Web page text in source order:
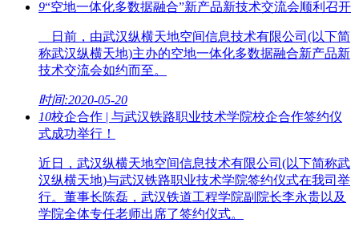
9“空地一体化多数据融合”新产品新技术交流会顺利召开
日前，由武汉纵横天地空间信息技术有限公司(以下简
称武汉纵横天地)主办的空地一体化多数据融合新产品新
技术交流会如约而至。
时间:2020-05-20
10校企合作 | 与武汉铁路职业技术学院校企合作签约仪
式成功举行！
近日，武汉纵横天地空间信息技术有限公司(以下简称武
汉纵横天地)与武汉铁路职业技术学院签约仪式在我司举
行。董事长陈磊，武汉铁道工程学院副院长李永贵以及
学院全体专任老师出席了签约仪式。